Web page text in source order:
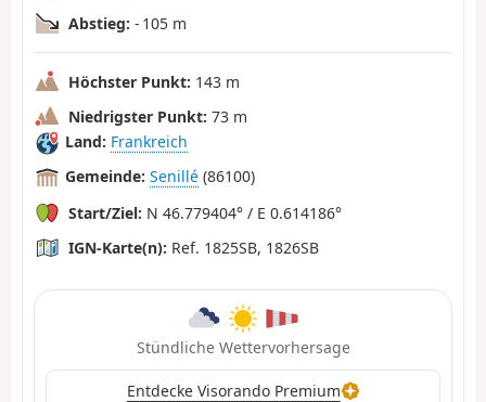
Abstieg: - 105 m
Höchster Punkt: 143 m
Niedrigster Punkt: 73 m
Land: Frankreich
Gemeinde: Senillé (86100)
Start/Ziel: N 46.779404° / E 0.614186°
IGN-Karte(n): Ref. 1825SB, 1826SB
Stündliche Wettervorhersage
Entdecke Visorando Premium